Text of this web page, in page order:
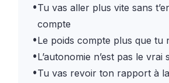
•Tu vas aller plus vite sans
compte
•Le poids compte plus que tu
•L’autonomie n’est pas le vrai
•Tu vas revoir ton rapport à